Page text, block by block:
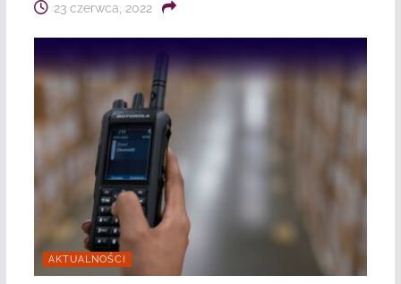
23 czerwca, 2022
AKTUALNOŚCI